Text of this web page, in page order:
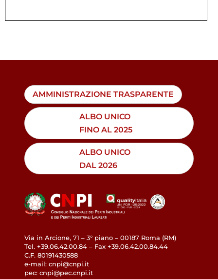
AMMINISTRAZIONE TRASPARENTE
ALBO UNICO
FINO AL 2025
ALBO UNICO
DAL 2026
Via in Arcione, 71 – 3° piano – 00187 Roma (RM)
Tel. +39.06.42.00.84 – Fax +39.06.42.00.84.44
C.F. 80191430588
e-mail: cnpi@cnpi.it
pec: cnpi@pec.cnpi.it